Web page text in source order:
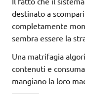
destinato a
completamente
sembra essere la
Una matrifagia
contenuti e
mangiano la loro